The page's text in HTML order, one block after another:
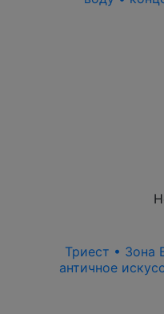
Триест • Зона
античное